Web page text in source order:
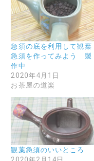
急須の底を利用して観葉
急須を作ってみよう 製
作中
2020年4月1日
お茶屋の道楽
観葉急須のいいところ